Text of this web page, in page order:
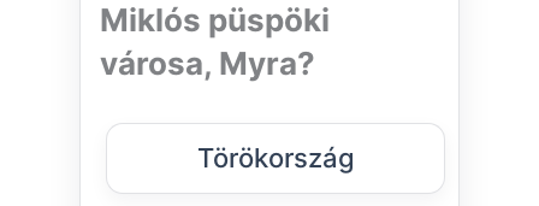
Miklós püspöki
városa, Myra?
Törökország